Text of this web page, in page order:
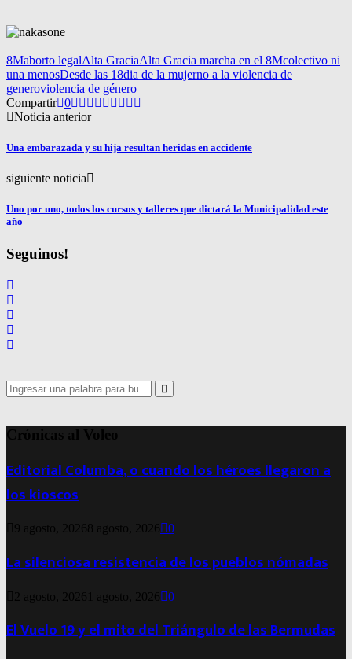
8Maborto legalAlta GraciaAlta Gracia marcha en el 8Mcolectivo ni
una menosDesde las 18dia de la mujerno a la violencia de
generoviolencia de género
Compartir 0
Noticia anterior
Una embarazada y su hija resultan heridas en accidente
siguiente noticia
Uno por uno, todos los cursos y talleres que dictará la Municipalidad este
año
Seguinos!
Search
for:
Search
Crónicas al Voleo
Editorial Columba, o cuando los héroes llegaron a
los kioscos
9 agosto, 20268 agosto, 2026 0
La silenciosa resistencia de los pueblos nómadas
2 agosto, 2026 1 agosto, 2026 0
El Vuelo 19 y el mito del Triángulo de las Bermudas